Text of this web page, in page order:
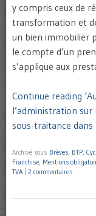
y compris ceux de
transformation et
un bien immobilier
le compte d’un
s’applique aux
Continue reading
l’administration sur
sous-traitance dans
Archivé sous Brèves, BTP,
Franchise, Mentions
TVA
2 commentaires